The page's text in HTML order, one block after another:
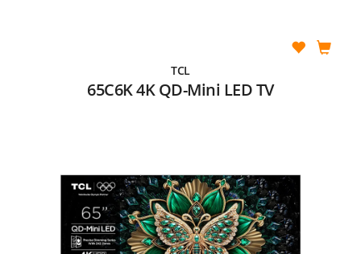
TCL
65C6K 4K QD-Mini LED TV